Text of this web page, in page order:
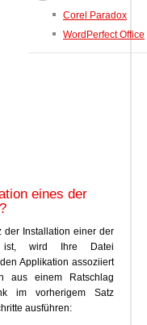
Corel Paradox
WordPerfect Office
eines der
der Installation einer der
ist, wird Ihre Datei
Applikation assoziiert
aus einem Ratschlag
im vorherigem Satz
ausführen: